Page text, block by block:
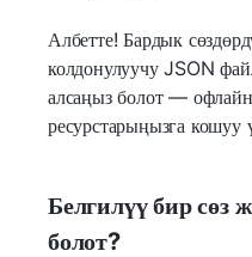
Албетте! Бардык
колдонулуучу JSON
алсаңыз болот —
ресурстарыңызга кошуу
Белгилүү бир сөз
болот?